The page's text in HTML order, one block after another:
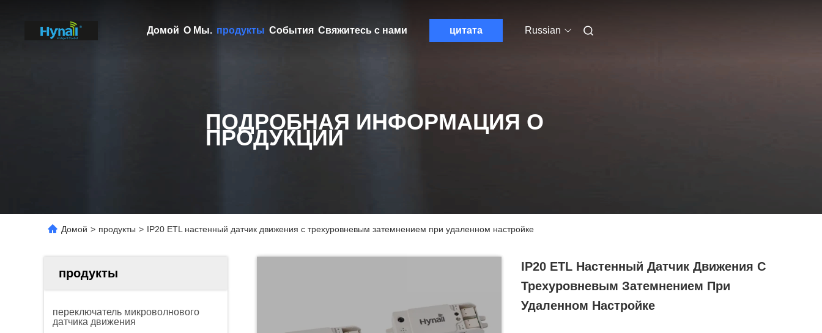
Домой О Мы. продукты События Свяжитесь с нами цитата Russian
ПОДРОБНАЯ ИНФОРМАЦИЯ О
ПРОДУКЦИИ
Домой > продукты > IP20 ETL настенный датчик движения с трехуровневым затемнением при удаленном настройке
продукты
переключатель микроволнового
датчика движения
IP20 ETL Настенный Датчик Движения С
Трехуровневым Затемнением При
Удаленном Настройке